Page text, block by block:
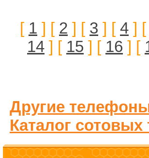
[ 1 ] [ 2 ] [ 3 ] [ 4 ] [
14 ] [ 15 ] [ 16 ] [
Другие
Каталог